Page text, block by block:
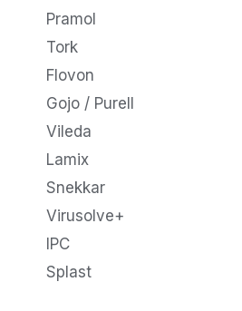
Pramol
Tork
Flovon
Gojo / Purell
Vileda
Lamix
Snekkar
Virusolve+
IPC
Splast